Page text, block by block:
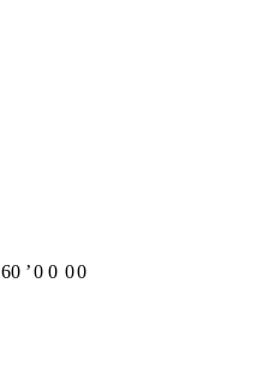
60 ʼ0 0 00